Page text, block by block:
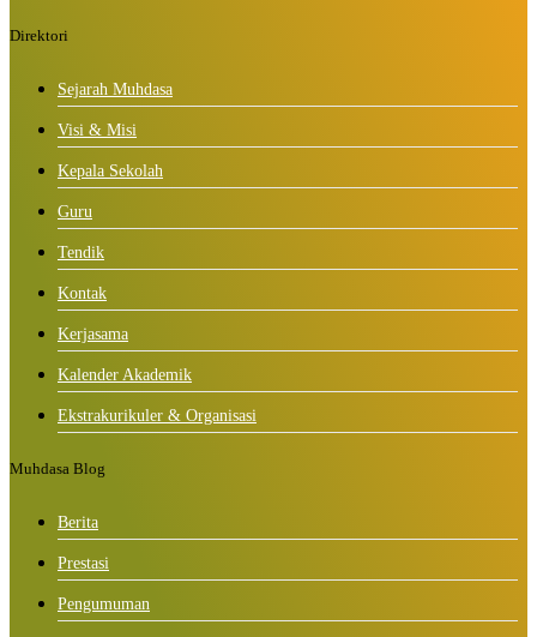
Direktori
Sejarah Muhdasa
Visi & Misi
Kepala Sekolah
Guru
Tendik
Kontak
Kerjasama
Kalender Akademik
Ekstrakurikuler & Organisasi
Muhdasa Blog
Berita
Prestasi
Pengumuman